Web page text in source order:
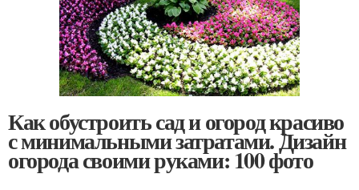
Как обустроить сад и огород красиво
с минимальными затратами. Дизайн
огорода своими руками: 100 фото